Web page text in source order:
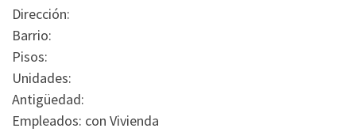
Dirección:
Barrio:
Pisos:
Unidades:
Antigüedad:
Empleados: con Vivienda